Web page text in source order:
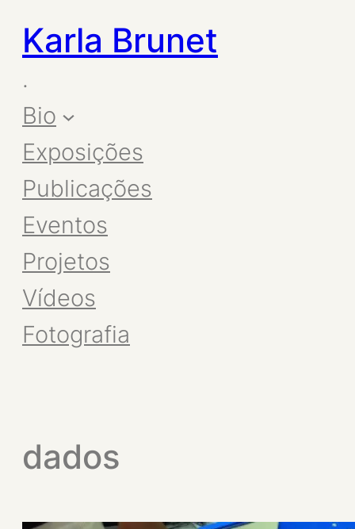
Karla Brunet
.
Bio
Exposições
Publicações
Eventos
Projetos
Vídeos
Fotografia
dados